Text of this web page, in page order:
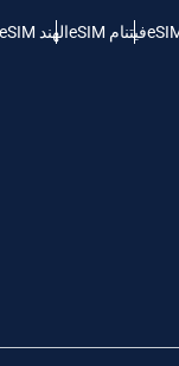
فيتنام eSIM الهند eSIM